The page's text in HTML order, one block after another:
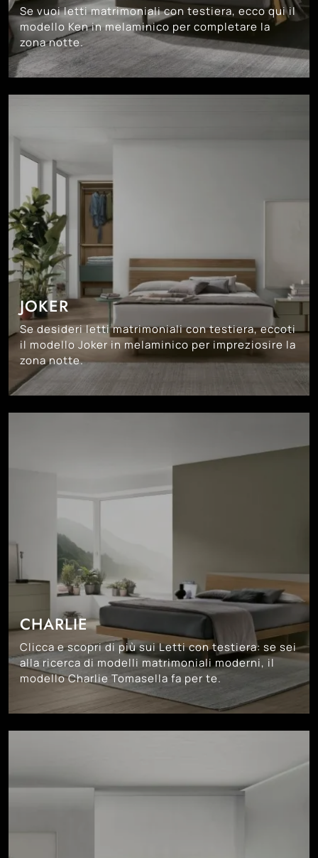
Se vuoi letti matrimoniali con testiera, ecco qui il
modello Ken in melaminico per completare la
zona notte.
JOKER
Se desideri letti matrimoniali con testiera, eccoti
il modello Joker in melaminico per impreziosire la
zona notte.
CHARLIE
Clicca e scopri di più sui Letti con testiera: se sei
alla ricerca di modelli matrimoniali moderni, il
modello Charlie Tomasella fa per te.